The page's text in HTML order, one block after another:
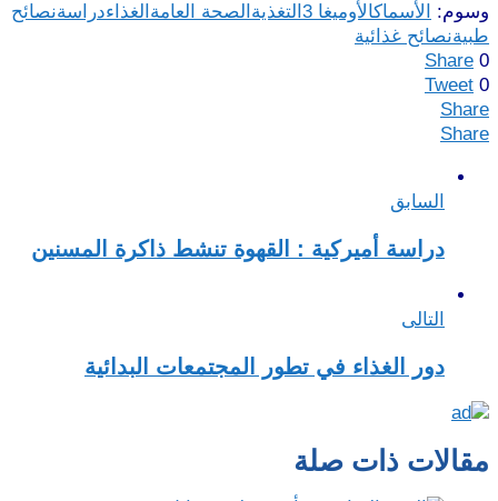
وسوم: الأسماكالأوميغا 3 التغذية الصحة العامة الغذاءدراسةنصائح
طبيةنصائح غذائية
Share 0
Tweet 0
Share
Share
السابق
دراسة أميركية : القهوة تنشط ذاكرة المسنين
التالى
دور الغذاء في تطور المجتمعات البدائية
مقالات ذات صلة